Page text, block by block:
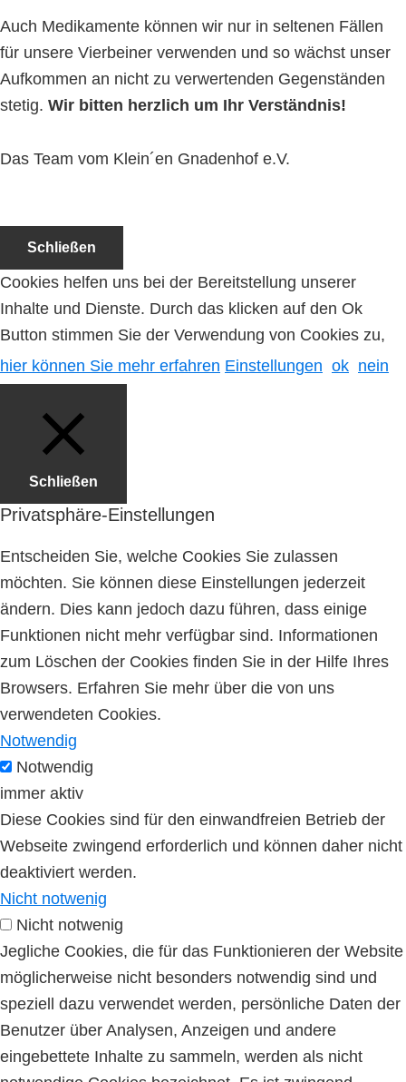
Auch Medikamente können wir nur in seltenen Fällen
für unsere Vierbeiner verwenden und so wächst unser
Aufkommen an nicht zu verwertenden Gegenständen
stetig. Wir bitten herzlich um Ihr Verständnis!
Das Team vom Klein´en Gnadenhof e.V.
Schließen
Cookies helfen uns bei der Bereitstellung unserer
Inhalte und Dienste. Durch das klicken auf den Ok
Button stimmen Sie der Verwendung von Cookies zu,
hier können Sie mehr erfahren Einstellungen ok nein
Schließen
Privatsphäre-Einstellungen
Entscheiden Sie, welche Cookies Sie zulassen
möchten. Sie können diese Einstellungen jederzeit
ändern. Dies kann jedoch dazu führen, dass einige
Funktionen nicht mehr verfügbar sind. Informationen
zum Löschen der Cookies finden Sie in der Hilfe Ihres
Browsers. Erfahren Sie mehr über die von uns
verwendeten Cookies.
Notwendig
Notwendig
immer aktiv
Diese Cookies sind für den einwandfreien Betrieb der
Webseite zwingend erforderlich und können daher nicht
deaktiviert werden.
Nicht notwenig
Nicht notwenig
Jegliche Cookies, die für das Funktionieren der Website
möglicherweise nicht besonders notwendig sind und
speziell dazu verwendet werden, persönliche Daten der
Benutzer über Analysen, Anzeigen und andere
eingebettete Inhalte zu sammeln, werden als nicht